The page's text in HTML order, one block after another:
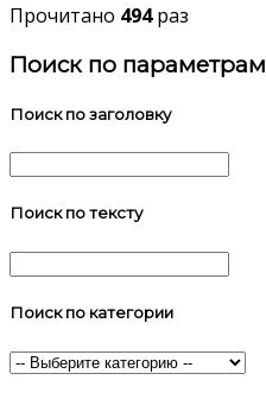
Прочитано 494раз
Поиск по параметрам
Поиск по заголовку
Поиск по тексту
Поиск по категории